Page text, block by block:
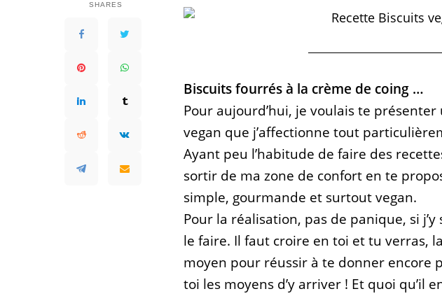
SHARES
Biscuits fourrés à la crème de coing …
Pour aujourd’hui, je voulais te
vegan que j’affectionne tout
Ayant peu l’habitude de faire des
sortir de ma zone de confort en te
simple, gourmande et surtout vegan.
Pour la réalisation, pas de panique, si
le faire. Il faut croire en toi et tu verras,
moyen pour réussir à te donner encore
toi les moyens d’y arriver ! Et quoi qu’il